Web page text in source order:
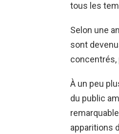
tous les
Selon une
sont
concentrés,
À un peu
du public
apparitions